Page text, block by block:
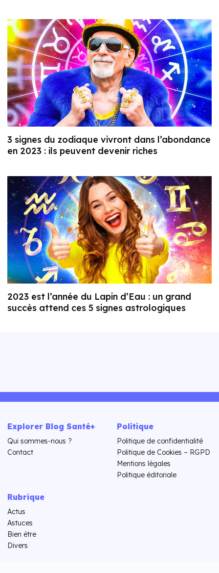
3 signes du zodiaque vivront dans l’abondance
en 2023 : ils peuvent devenir riches
2023 est l’année du Lapin d’Eau : un grand
succès attend ces 5 signes astrologiques
Explorer Blog Santé+
Qui sommes-nous ?
Contact
Politique
Politique de confidentialité
Politique de Cookies – RGPD
Mentions légales
Politique éditoriale
Rubrique
Actus
Astuces
Bien être
Divers